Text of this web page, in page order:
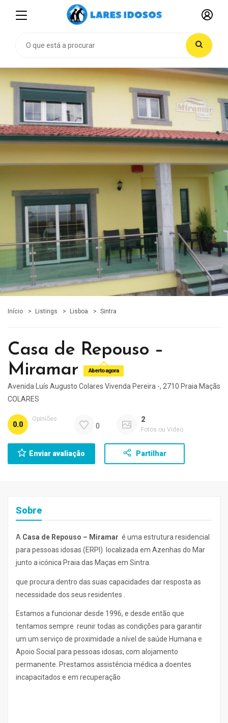
Início Listings Lisboa Sintra
Casa de Repouso –
Miramar
Aberto agora
Avenida Luís Augusto Colares Vivenda Pereira -, 2710 Praia Maçãs
COLARES
0.0
Opiniões
0
2
Fotos ou Video
Enviar avaliação Partilhar
Sobre
A Casa de Repouso – Miramar é uma estrutura residencial
para pessoas idosas (ERPI) localizada em Azenhas do Mar
junto a icónica Praia das Maças em Sintra.
que procura dentro das suas capacidades dar resposta as
necessidade dos seus residentes .
Estamos a funcionar desde 1996, e desde então que
tentamos sempre reunir todas as condições para garantir
um um serviço de proximidade a nível de saúde Humana e
Apoio Social para pessoas idosas, com alojamento
permanente. Prestamos assistência médica a doentes
incapacitados e em recuperação